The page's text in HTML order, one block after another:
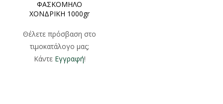
ΦΑΣΚΟΜΗΛΟ
ΧΟΝΔΡΙΚΗ 1000gr
Θέλετε πρόσβαση στο
τιμοκατάλογο μας;
Κάντε Εγγραφή!